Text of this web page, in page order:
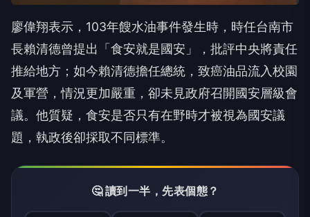
廖偉翔表示，103年餿水油事件發生時，時任台南市
長賴清德曾提出「食安就是國安」，批評中央將責任
推給地方；如今賴清德擔任總統，致癌油品流入校園
及軍營，情況更加嚴重，卻未見政府召開國安層級會
議。他質疑，食安是否只有在野時才被視為國安議
題，執政後卻採取不同標準。
🤔 讀到一半，先表個態？